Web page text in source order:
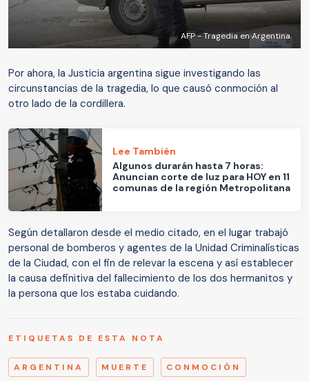
AFP - Tragedia en Argentina
Por ahora, la Justicia argentina sigue investigando las
circunstancias de la tragedia, lo que causó conmoción al
otro lado de la cordillera.
Lee También
Algunos durarán hasta 7 horas:
Anuncian corte de luz para HOY en 11
comunas de la región Metropolitana
Según detallaron desde el medio citado, en el lugar trabajó
personal de bomberos y agentes de la Unidad Criminalísticas
de la Ciudad, con el fin de relevar la escena y así establecer
la causa definitiva del fallecimiento de los dos hermanitos y
la persona que los estaba cuidando.
ETIQUETAS DE ESTA NOTA
ARGENTINA MUERTE CONMOCIÓN